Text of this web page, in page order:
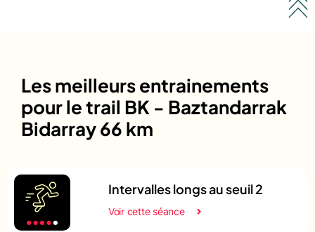
Les meilleurs entrainements
pour le trail BK - Baztandarrak
Bidarray 66 km
Intervalles longs au seuil 2
Voir cette séance